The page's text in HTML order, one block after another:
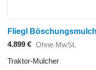
4.899 € Ohne MwSt.
Traktor-Mulcher